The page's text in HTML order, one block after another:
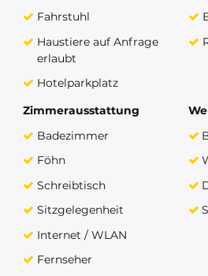
Fahrstuhl
Haustiere auf Anfrage
erlaubt
Hotelparkplatz
Zimmerausstattung
Badezimmer
Föhn
Schreibtisch
Sitzgelegenheit
Internet / WLAN
Fernseher